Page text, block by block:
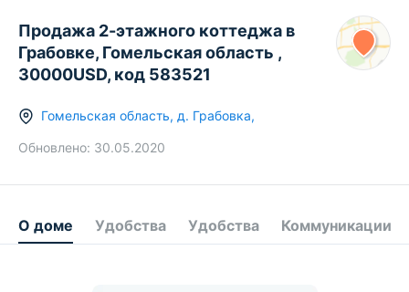
Продажа 2-этажного коттеджа в
Грабовке, Гомельская область ,
30000USD, код 583521
Гомельская область, д. Грабовка,
Обновлено: 30.05.2020
О доме Удобства Удобства Коммуникации